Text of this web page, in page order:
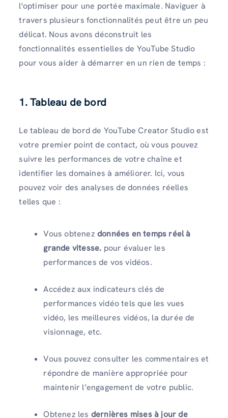
l'optimiser pour une portée maximale. Naviguer à
travers plusieurs fonctionnalités peut être un peu
délicat. Nous avons déconstruit les
fonctionnalités essentielles de YouTube Studio
pour vous aider à démarrer en un rien de temps :
1. Tableau de bord
Le tableau de bord de YouTube Creator Studio est
votre premier point de contact, où vous pouvez
suivre les performances de votre chaîne et
identifier les domaines à améliorer. Ici, vous
pouvez voir des analyses de données réelles
telles que :
Vous obtenez données en temps réel à
grande vitesse. pour évaluer les
performances de vos vidéos.
Accédez aux indicateurs clés de
performances vidéo tels que les vues
vidéo, les meilleures vidéos, la durée de
visionnage, etc.
Vous pouvez consulter les commentaires et
répondre de manière appropriée pour
maintenir l’engagement de votre public.
Obtenez les dernières mises à jour de